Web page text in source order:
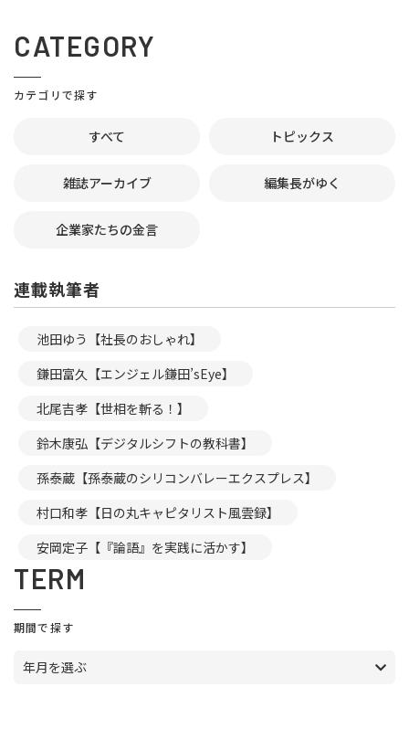
CATEGORY
カテゴリで探す
すべて トピックス
雑誌アーカイブ 編集長がゆく
企業家たちの金言
連載執筆者
池田ゆう【社長のおしゃれ】
鎌田富久【エンジェル鎌田’sEye】
北尾吉孝【世相を斬る！】
鈴木康弘【デジタルシフトの教科書】
孫泰蔵【孫泰蔵のシリコンバレーエクスプレス】
村口和孝【日の丸キャピタリスト風雲録】
安岡定子【『論語』を実践に活かす】
TERM
期間で探す
年月を選ぶ